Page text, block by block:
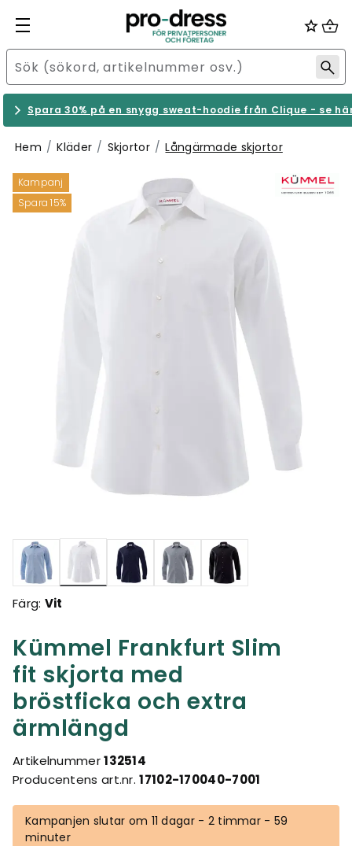
Spara 30% på en snygg sweat-hoodie från Clique - se
Hem Kläder Skjortor Långärmade skjortor
Kampanj
Spara 15%
Kümmel Frankfurt Slim
fit skjorta med
bröstficka och extra
ärmlängd
Artikelnummer132514
Producentens art.nr.17102-170040-7001
Kampanjen slutar om 11 dagar - 2 timmar - 59
minuter
Valda
Färg: Vit